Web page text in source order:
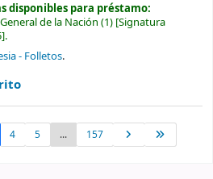
disponibles para préstamo:
de la Nación (1) Signatura
.
- Folletos.
4 5 ... 157